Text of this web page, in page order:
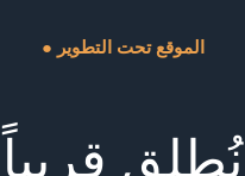
● الموقع تحت التطوير
نُطلق قريباً